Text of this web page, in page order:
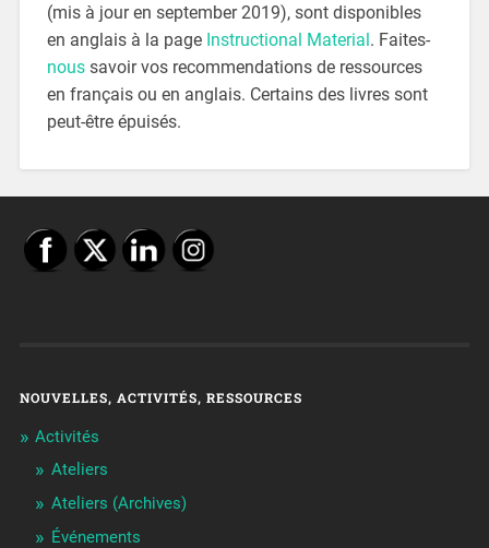
(mis à jour en september 2019), sont disponibles
en anglais à la page Instructional Material. Faites-
noussavoir vos recommendations de ressources
en français ou en anglais. Certains des livres sont
peut-être épuisés.
NOUVELLES, ACTIVITÉS, RESSOURCES
Activités
Ateliers
Ateliers (Archives)
Événements